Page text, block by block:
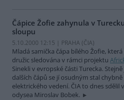
Čápice Žofie zahynula v
sloupu
5.10.2000 12:15 | PRAHA (ČIA)
Mladá samička čápa bílého Žofie,
družic sledována v rámci projektu
Sinekli v evropské části Turecka.
dalších čápů se jí osudným stal
elektrického vedení. ČIA to dnes sdělil
odysea Miroslav Bobek.